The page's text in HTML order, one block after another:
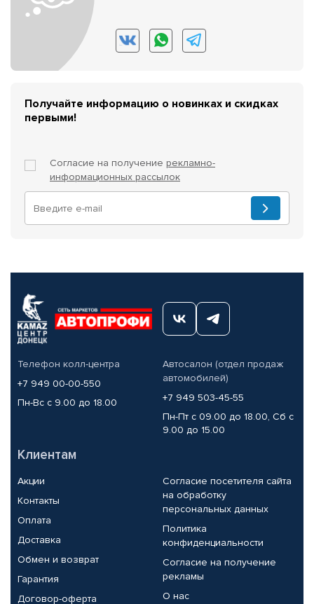
Получайте информацию о новинках и скидках
первыми!
Согласие на получение рекламно-
информационных рассылок
Телефон колл-центра
+7 949 00-00-550
Пн-Вс с 9.00 до 18.00
Автосалон (отдел продаж
автомобилей)
+7 949 503-45-55
Пн-Пт с 09.00 до 18.00, Сб с
9.00 до 15.00
Клиентам
Акции
Контакты
Оплата
Доставка
Обмен и возврат
Гарантия
Договор-оферта
Согласие посетителя сайта
на обработку
персональных данных
Политика
конфиденциальности
Согласие на получение
рекламы
О нас